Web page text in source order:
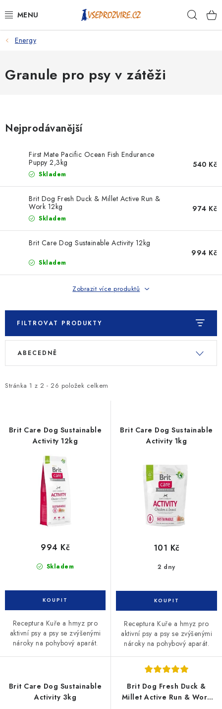
na
PSI
KOČKY
NA NEMOCI
KRÁLÍCI/HLODAVCI/PTÁCI
SLEVY
Ceník dopravy Kontakty
Obchodní podmínky
Podmínky ochrany osobních údajů
Energy
Granule pro psy v zátěži
Nejprodávanější
First Mate Pacific Ocean Fish Endurance
Puppy 2,3kg
Skladem
540 Kč
Brit Dog Fresh Duck & Millet Active Run &
Work 12kg
Skladem
974 Kč
Brit Care Dog Sustainable Activity 12kg
Skladem
994 Kč
Zobrazit více produktů
FILTROVAT PRODUKTY
V
i
r
Stránka 1 z 2 - 26 položek celkem
Ř
e
p
ABECEDNĚ
Brit Care Dog Sustainable
Activity 12kg
Skladem
994 Kč
Receptura Kuře a hmyz pro
aktivní psy a psy se zvýšenými
nároky na pohybový aparát.
Brit Care Dog Sustainable
Activity 1kg
2 dny
101 Kč
Receptura Kuře a hmyz pro
aktivní psy a psy se zvýšenými
nároky na pohybový aparát.
Brit Care Dog Sustainable
Activity 3kg
Brit Dog Fresh Duck &
Millet Active Run & Work